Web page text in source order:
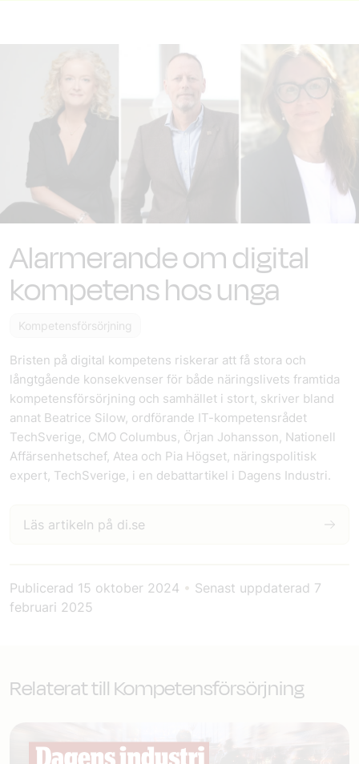
Alarmerande om digital
kompetens hos unga
Kompetensförsörjning
Bristen på digital kompetens riskerar att få stora och
långtgående konsekvenser för både näringslivets framtida
kompetensförsörjning och samhället i stort, skriver bland
annat Beatrice Silow, ordförande IT-kompetensrådet
TechSverige, CMO Columbus, Örjan Johansson, Nationell
Affärsenhetschef, Atea och Pia Högset, näringspolitisk
expert, TechSverige, i en debattartikel i Dagens Industri.
Läs artikeln på di.se
Publicerad 15 oktober 2024 • Senast uppdaterad 7
februari 2025
Relaterat till Kompetensförsörjning